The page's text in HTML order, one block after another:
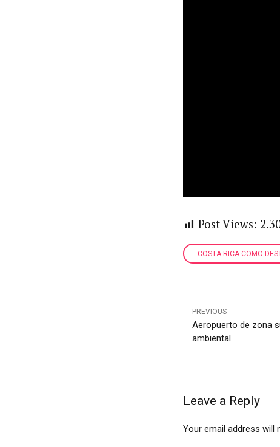
Post Views:
COSTA RICA COMO
PREVIOUS
Aeropuerto de zona
ambiental
Leave a Reply
Your email address will